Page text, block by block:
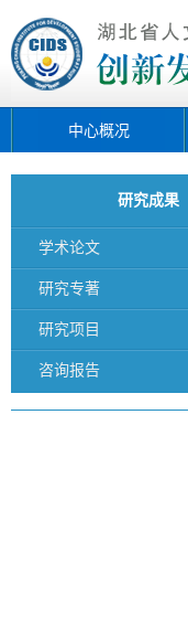
中心概况
研究成果
学术论文
研究专著
研究项目
咨询报告